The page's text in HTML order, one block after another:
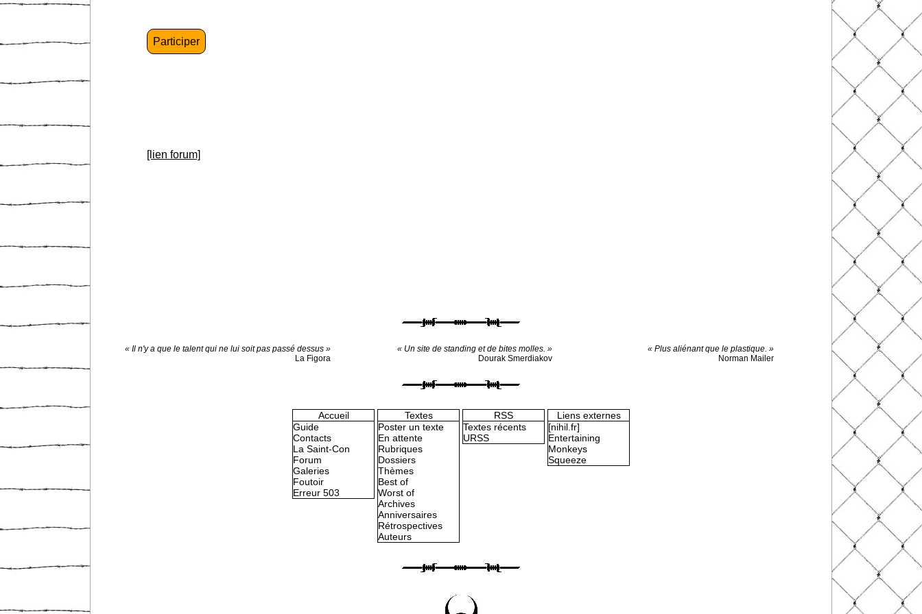
Participer
[lien forum]
« Il n'y a que le talent qui ne lui soit pas passé dessus »
La Figora
« Un site de standing et de bites molles. »
Dourak Smerdiakov
« Plus aliénant que le plastique. »
Norman Mailer
Accueil
Guide
Contacts
La Saint-Con
Forum
Galeries
Foutoir
Erreur 503
Textes
Poster un texte
En attente
Rubriques
Dossiers
Thèmes
Best of
Worst of
Archives
Anniversaires
Rétrospectives
Auteurs
RSS
Textes récents
URSS
Liens externes
[nihil.fr]
Entertaining
Monkeys
Squeeze